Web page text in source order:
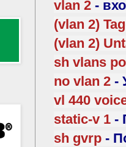
vlan 2 -
(vlan 2)
(vlan 2)
sh vlans
no vlan 2 -
vl 440
static-v 1 -
sh gvrp -